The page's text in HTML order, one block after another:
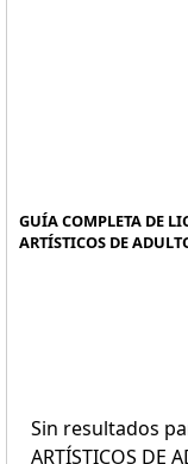
GUÍA COMPLETA DE
ARTÍSTICOS DE
Sin resultados
ARTÍSTICOS DE